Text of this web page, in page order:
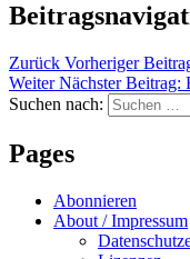
Zurück Vorheriger
Weiter Nächster Beitrag:
Suchen nach:
Pages
Abonnieren
About / Impressum